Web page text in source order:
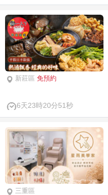
新莊區 免預約
6天23時20分50秒
三重區